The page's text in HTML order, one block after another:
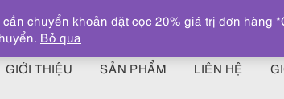
GIỚI THIỆU SẢN PHẨM LIÊN HỆ
chuyển khoản đặt cọc 20% giá trị đơn hàng
Bỏ qua